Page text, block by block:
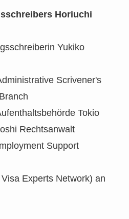
Horiuchi
Yukiko
Scrivener's
Tokio
Rechtsanwalt
Support
Experts Network) an